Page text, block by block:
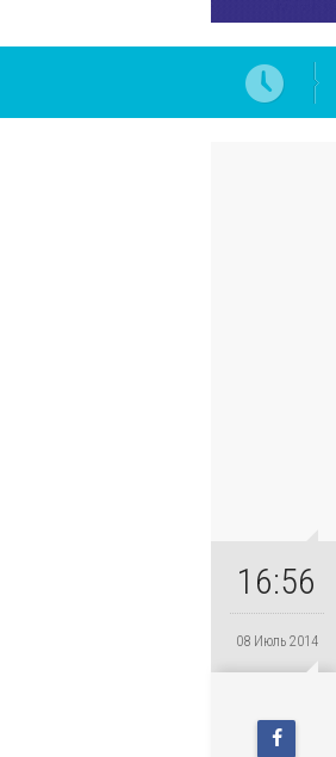
16:56
08 Июль 2014